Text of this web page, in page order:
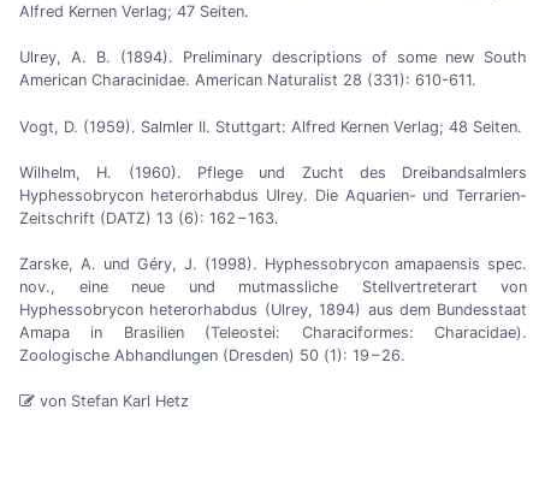
Alfred Kernen Verlag; 47 Seiten.
Ulrey, A. B. (1894). Preliminary descriptions of some new South
American Characinidae. American Naturalist 28 (331): 610-611.
Vogt, D. (1959). Salmler II. Stuttgart: Alfred Kernen Verlag; 48 Seiten.
Wilhelm, H. (1960). Pflege und Zucht des Dreibandsalmlers
Hyphessobrycon heterorhabdus Ulrey. Die Aquarien- und Terrarien-
Zeitschrift (DATZ) 13 (6): 162 – 163.
Zarske, A. und Géry, J. (1998). Hyphessobrycon amapaensis spec.
nov., eine neue und mutmassliche Stellvertreterart von
Hyphessobrycon heterorhabdus (Ulrey, 1894) aus dem Bundesstaat
Amapa in Brasilien (Teleostei: Characiformes: Characidae).
Zoologische Abhandlungen (Dresden) 50 (1): 19 – 26.
von Stefan Karl Hetz